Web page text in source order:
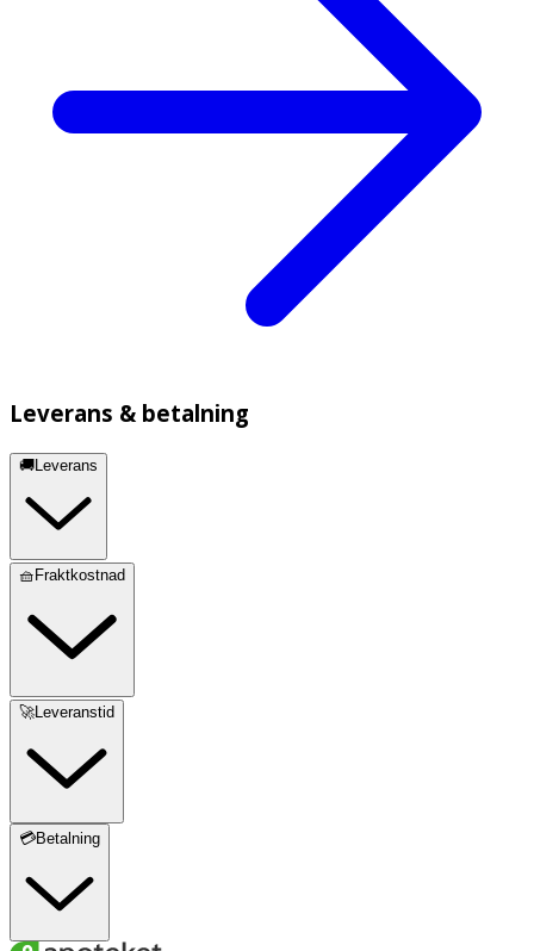
Leverans & betalning
🚚Leverans
🧺Fraktkostnad
🚀Leveranstid
💳Betalning